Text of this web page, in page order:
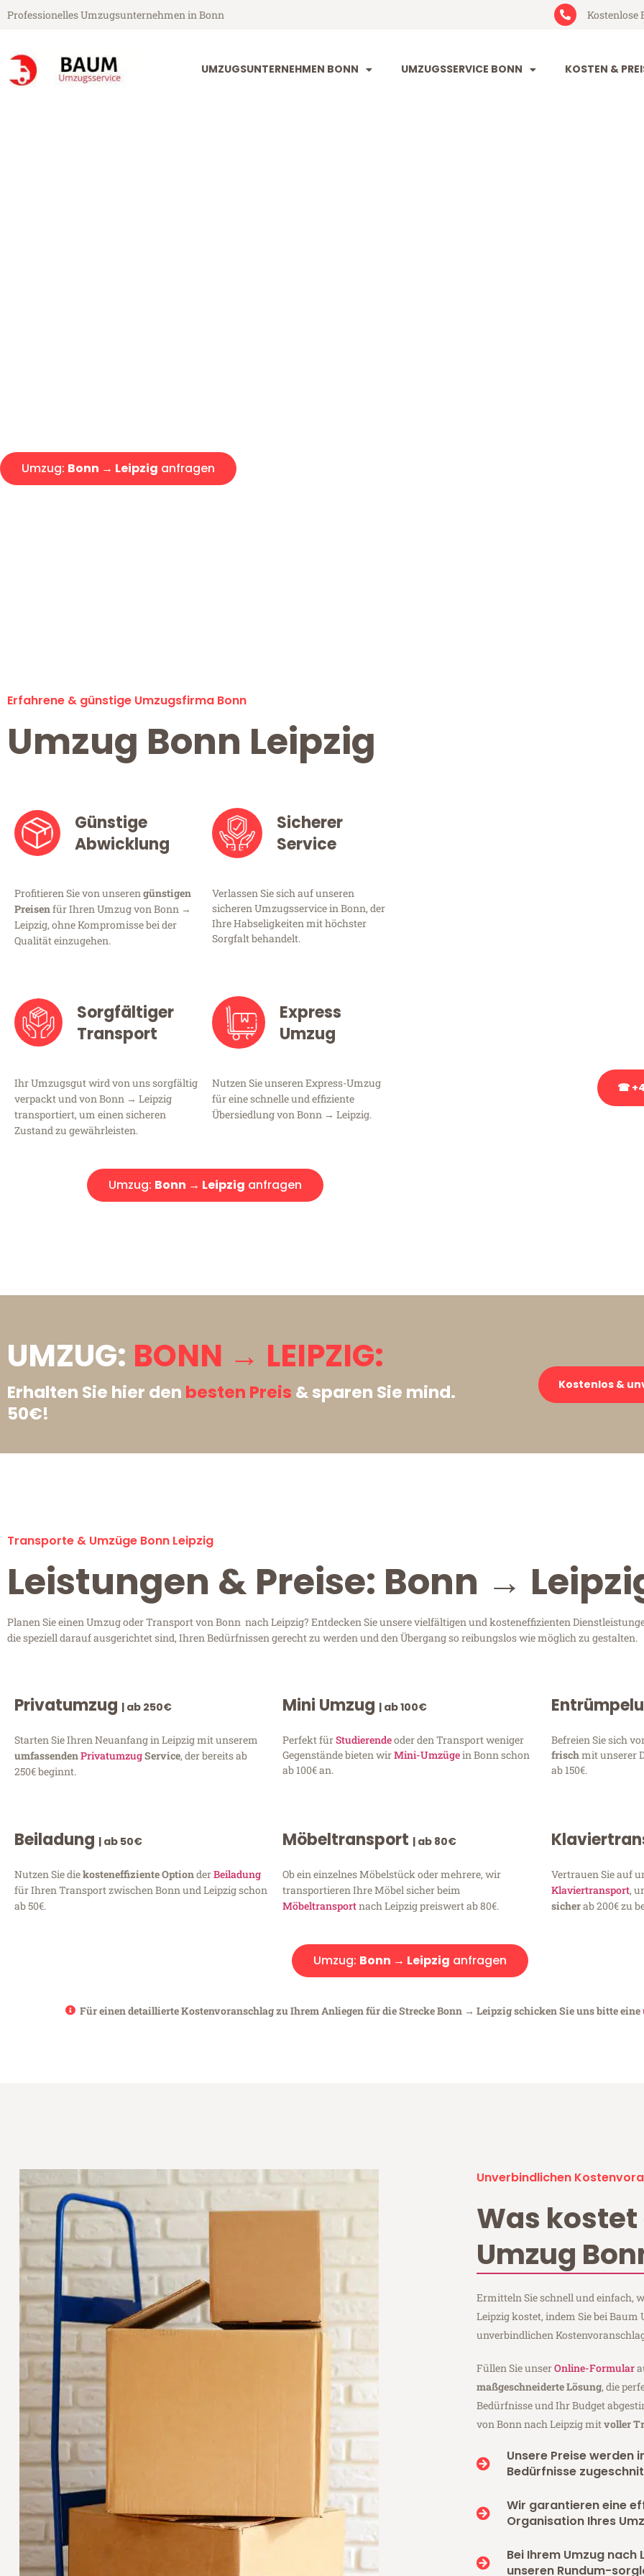
Professionelles Umzugsunternehmen in Bonn Kostenlose
UMZUGSUNTERNEHMEN BONN UMZUGSSERVICE BONN KOSTEN &
Umzug: Bonn → Leipzig anfragen
Erfahrene & günstige Umzugsfirma Bonn
Umzug Bonn Leipzig
Günstige
Abwicklung
Profitieren Sie von unserengünstigen
Preisenfür Ihren Umzug von Bonn →
Leipzig, ohne Kompromisse bei der
Qualität einzugehen.
Sicherer
Service
Verlassen Sie sich auf unseren
sicheren Umzugsservice in Bonn, der
Ihre Habseligkeiten mit höchster
Sorgfalt behandelt.
Sorgfältiger
Transport
Ihr Umzugsgut wird von uns sorgfältig
verpackt und von Bonn → Leipzig
transportiert, um einen sicheren
Zustand zu gewährleisten.
Express
Umzug
Nutzen Sie unseren Express-Umzug
für eine schnelle und effiziente
Übersiedlung von Bonn → Leipzig.
Umzug: Bonn → Leipzig anfragen
☎
UMZUG: BONN → LEIPZIG:
Erhalten Sie hier den besten Preis & sparen Sie mind.
50€!
Kostenlos &
Transporte & Umzüge Bonn Leipzig
Leistungen & Preise: Bonn →
Planen Sie einen Umzug oder Transport von Bonn nach Leipzig? Entdecken Sie unsere vielfältigen und kosteneffizienten
die speziell darauf ausgerichtet sind, Ihren Bedürfnissen gerecht zu werden und den Übergang so reibungslos wie möglich zu gestalten.
Privatumzug | ab 250€
Starten Sie Ihren Neuanfang in Leipzig mit unserem
umfassendenPrivatumzugService, der bereits ab
250€ beginnt.
Mini Umzug | ab 100€
Perfekt fürStudierendeoder den Transport weniger
Gegenstände bieten wirMini-Umzügein Bonn schon
ab 100€ an.
Befreien Sie sich
frischmit unserer
ab 150€.
Beiladung | ab 50€
Nutzen Sie diekosteneffiziente OptionderBeiladung
für Ihren Transport zwischen Bonn und Leipzig schon
ab 50€.
Möbeltransport | ab 80€
Ob ein einzelnes Möbelstück oder mehrere, wir
transportieren Ihre Möbel sicher beim
Möbeltransportnach Leipzig preiswert ab 80€.
Vertrauen Sie auf
Klaviertransport,
sicherab 200€ zu
Umzug: Bonn → Leipzig anfragen
Für einen detaillierte Kostenvoranschlag zu Ihrem Anliegen für die Strecke Bonn → Leipzig schicken Sie uns bitte eine
Unverbindlichen
Was kostet
Umzug
Ermitteln Sie schnell und einfach,
Leipzig kostet, indem Sie bei
unverbindlichen
Füllen Sie unserOnline-Formular
maßgeschneiderte Lösung, die
Bedürfnisse und Ihr Budget
von Bonn nach Leipzig mitvoller
Unsere Preise werden
Bedürfnisse
Wir garantieren eine
Organisation Ihres
Bei Ihrem Umzug nach
unseren Rundum-